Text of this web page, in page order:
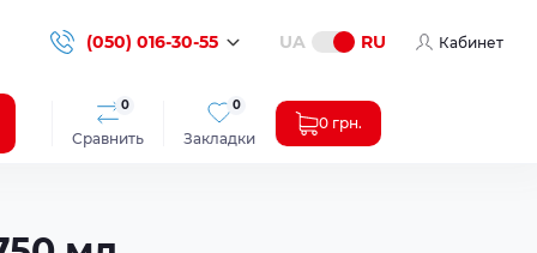
(050) 016-30-55 UA RU Кабинет
Сравнить
0
Закладки
0
0 грн.